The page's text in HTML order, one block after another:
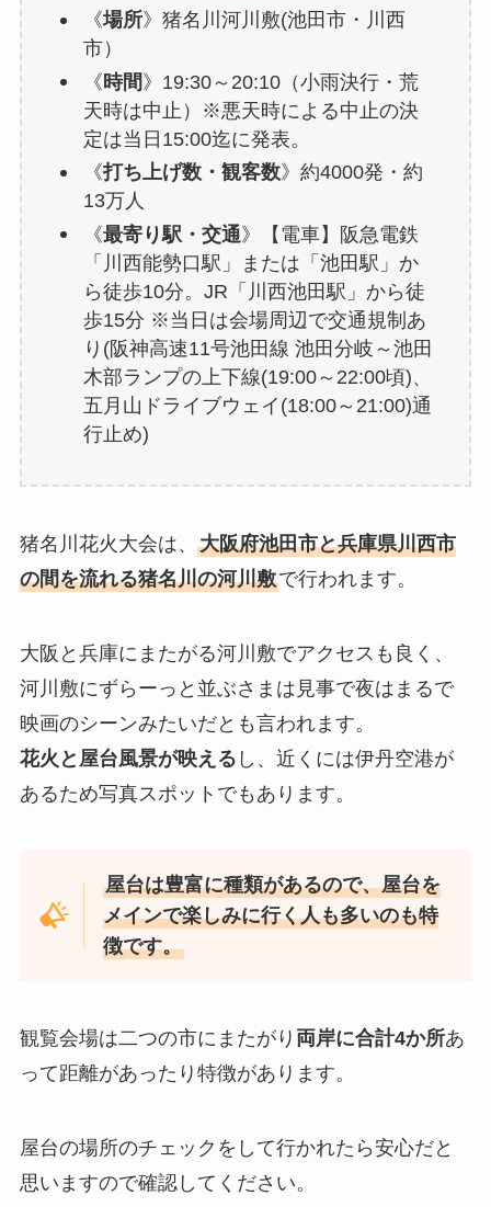
《場所》猪名川河川敷(池田市・川西
市）
《 時間》19:30～20:10（小雨決行・荒
天時は中止）※悪天時による中止の決
定は当日15:00迄に発表。
《打ち上げ数・観客数》約4000発・約
13万人
《最寄り駅・交通》【電車】阪急電鉄
「川西能勢口駅」または「池田駅」か
ら徒歩10分。JR「川西池田駅」から徒
歩15分 ※当日は会場周辺で交通規制あ
り(阪神高速11号池田線 池田分岐～池田
木部ランプの上下線(19:00～22:00頃)、
五月山ドライブウェイ(18:00～21:00)通
行止め)
猪名川花火大会は、 大阪府池田市と兵庫県川西市
の間を流れる猪名川の河川敷で行われます。
大阪と兵庫にまたがる河川敷でアクセスも良く、
河川敷にずらーっと並ぶさまは見事で夜はまるで
映画のシーンみたいだとも言われます。
花火と屋台風景が映える し、近くには伊丹空港が
あるため写真スポットでもあります。
屋台は豊富に種類があるので、屋台を
メインで楽しみに行く人も多いのも特
徴です。
観覧会場は二つの市にまたがり 両岸に合計4か所あ
って距離があったり特徴があります。
屋台の場所のチェックをして行かれたら安心だと
思いますので確認してください。